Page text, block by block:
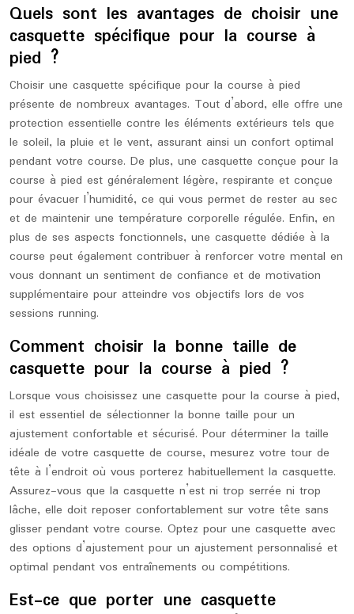
Quels sont les avantages de choisir une
casquette spécifique pour la course à
pied ?
Choisir une casquette spécifique pour la course à pied
présente de nombreux avantages. Tout d’abord, elle offre une
protection essentielle contre les éléments extérieurs tels que
le soleil, la pluie et le vent, assurant ainsi un confort optimal
pendant votre course. De plus, une casquette conçue pour la
course à pied est généralement légère, respirante et conçue
pour évacuer l’humidité, ce qui vous permet de rester au sec
et de maintenir une température corporelle régulée. Enfin, en
plus de ses aspects fonctionnels, une casquette dédiée à la
course peut également contribuer à renforcer votre mental en
vous donnant un sentiment de confiance et de motivation
supplémentaire pour atteindre vos objectifs lors de vos
sessions running.
Comment choisir la bonne taille de
casquette pour la course à pied ?
Lorsque vous choisissez une casquette pour la course à pied,
il est essentiel de sélectionner la bonne taille pour un
ajustement confortable et sécurisé. Pour déterminer la taille
idéale de votre casquette de course, mesurez votre tour de
tête à l’endroit où vous porterez habituellement la casquette.
Assurez-vous que la casquette n’est ni trop serrée ni trop
lâche, elle doit reposer confortablement sur votre tête sans
glisser pendant votre course. Optez pour une casquette avec
des options d’ajustement pour un ajustement personnalisé et
optimal pendant vos entraînements ou compétitions.
Est-ce que porter une casquette